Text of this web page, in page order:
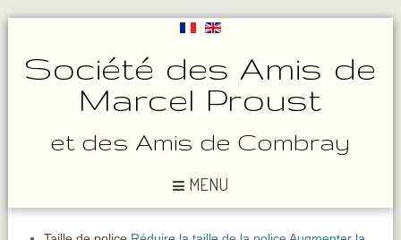
Société des Amis de
Marcel Proust
et des Amis de Combray
MENU